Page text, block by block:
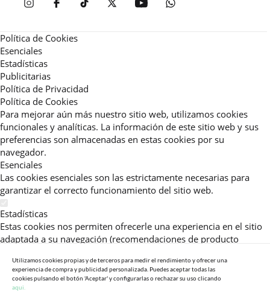
Política de Cookies
Esenciales
Estadísticas
Publicitarias
Política de Privacidad
Política de Cookies
Para mejorar aún más nuestro sitio web, utilizamos cookies
funcionales y analíticas. La información de este sitio web y sus
preferencias son almacenadas en estas cookies por su
navegador.
Esenciales
Las cookies esenciales son las estrictamente necesarias para
garantizar el correcto funcionamiento del sitio web.
Estadísticas
Estas cookies nos permiten ofrecerle una experiencia en el sitio
adaptada a su navegación (recomendaciones de producto
consultadas, etc).Al activar esta cookie, nos ayuda a mejorar aún
más su experiencia.
Utilizamos cookies propias y de terceros para medir el rendimiento y ofrecer una
experiencia de compra y publicidad personalizada. Puedes aceptar todas las
cookies pulsando el botón 'Aceptar' y configurarlas o rechazar su uso clicando
aqui.